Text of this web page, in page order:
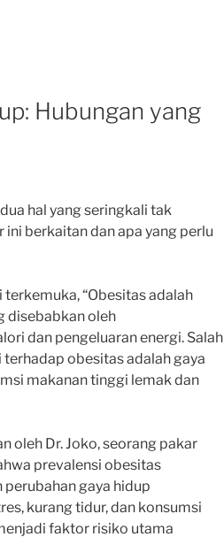
Hubungan yang
hal yang seringkali tak
berkaitan dan apa yang perlu
terkemuka, “Obesitas adalah
disebabkan oleh
dan pengeluaran energi. Salah
obesitas adalah gaya
makanan tinggi lemak dan
oleh Dr. Joko, seorang pakar
prevalensi obesitas
gaya hidup
kurang tidur, dan konsumsi
faktor risiko utama